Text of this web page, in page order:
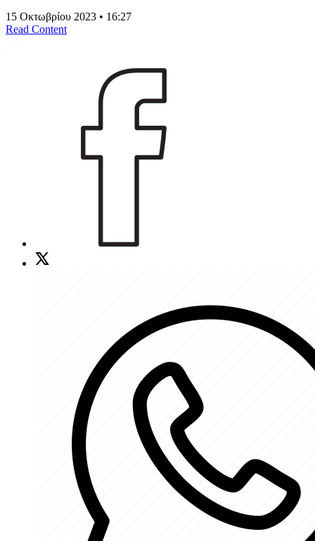
15 Οκτωβρίου 2023 • 16:27
Read Content